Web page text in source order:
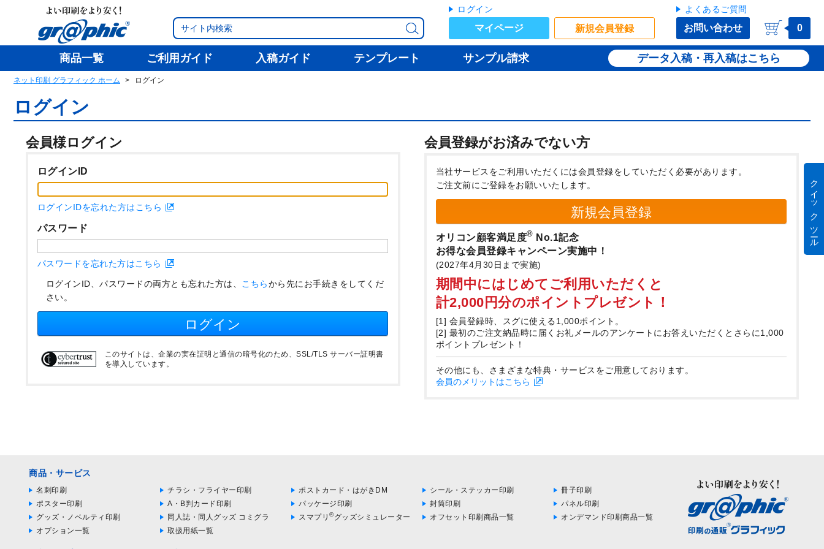
ログイン
マイページ 新規会員登録
よくあるご質問
お問い合わせ 0
商品一覧 ご利用ガイド 入稿ガイド テンプレート サンプル請求 データ入稿・再入稿
ネット印刷 グラフィック ホーム ログイン
ログイン
会員様ログイン 会員登録がお済みでない方
ログインID
ログインIDを忘れた方はこちら
パスワード
パスワードを忘れた方はこちら
ログインID、パスワードの両方とも忘れた方は、 こちらから先にお手続きをしてくだ
さい。
ログイン
このサイトは、企業の実在証明と通信の暗号化のため、SSL/TLS サーバー証明書
を導入しています。
当社サービスをご利用いただくには会員登録をしていただく必要があります。
ご注文前にご登録をお願いいたします。
新規会員登録
オリコン顧客満足度® No.1記念
お得な会員登録キャンペーン実施中！
(2027年4月30日まで実施)
期間中にはじめてご利用いただくと
計2,000円分のポイントプレゼント！
[1] 会員登録時、スグに使える1,000ポイント。
[2] 最初のご注文納品時に届くお礼メールのアンケートにお答えいただくとさらに1,000
ポイントプレゼント！
その他にも、さまざまな特典・サービスをご用意しております。
会員のメリットはこちら
商品・サービス
名刺印刷 チラシ・フライヤー印刷 ポストカード・はがきDM シール・ステッカー印刷
冊子印刷
ポスター印刷
A・B判カード印刷 パッケージ印刷 封筒印刷
パネル印刷
グッズ・ノベルティ印刷
同人誌・同人グッズ コミグラ スマプリ ®グッズシミュレーター オフセット印刷商品一覧
オンデマンド印刷商品一覧
オプション一覧
取扱用紙一覧
クイック ツール